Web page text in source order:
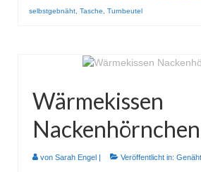
selbstgebnäht Tasche Turnbeutel
Wärmekissen
Nackenhörnchen
von Sarah Engel | Veröffentlicht in: Genäht